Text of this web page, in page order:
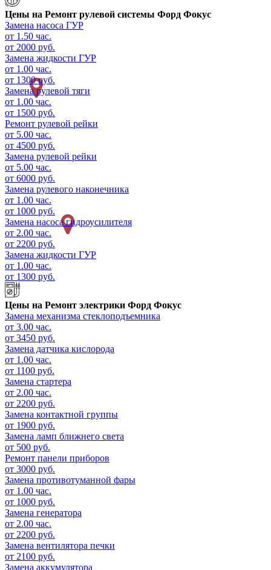
Цены на Ремонт рулевой системы Форд Фокус
Замена насоса ГУР
от 1.50 час.
от 2000 руб.
Замена жидкости ГУР
от 1.00 час.
от 1300 руб.
Замена рулевой тяги
от 1.00 час.
от 1500 руб.
Ремонт рулевой рейки
от 5.00 час.
от 4500 руб.
Замена рулевой рейки
от 5.00 час.
от 6000 руб.
Замена рулевого наконечника
от 1.00 час.
от 1000 руб.
Замена насоса гидроусилителя
от 2.00 час.
от 2200 руб.
Замена жидкости ГУР
от 1.00 час.
от 1300 руб.
Цены на Ремонт электрики Форд Фокус
Замена механизма стеклоподъемника
от 3.00 час.
от 3450 руб.
Замена датчика кислорода
от 1.00 час.
от 1100 руб.
Замена стартера
от 2.00 час.
от 2200 руб.
Замена контактной группы
от 1900 руб.
Замена ламп ближнего света
от 500 руб.
Ремонт панели приборов
от 3000 руб.
Замена противотуманной фары
от 1.00 час.
от 1000 руб.
Замена генератора
от 2.00 час.
от 2200 руб.
Замена вентилятора печки
от 2100 руб.
Замена аккумулятора